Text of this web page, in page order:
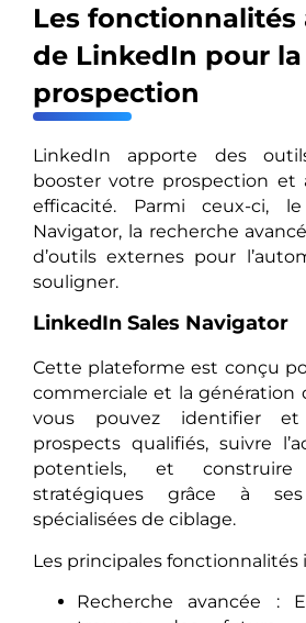
Les fonctionnalités
de LinkedIn pour la
prospection
LinkedIn apporte des
booster votre prospection et
efficacité. Parmi ceux-ci,
Navigator, la recherche
d’outils externes pour
souligner.
LinkedIn Sales Navigator
Cette plateforme est conçu
commerciale et la génération
vous pouvez identifier
prospects qualifiés, suivre
potentiels, et
stratégiques grâce à ses
spécialisées de ciblage.
Les principales fonctionnalités
Recherche avancée :